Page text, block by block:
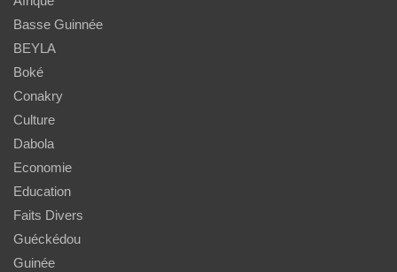
Basse Guinnée
BEYLA
Boké
Conakry
Culture
Dabola
Economie
Education
Faits Divers
Guéckédou
Guinée